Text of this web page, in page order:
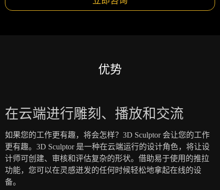
优势
在云端进行雕刻、播放和交流
如果您的工作更有趣，将会怎样？3D Sculptor 会让您的工作
更有趣。3D Sculptor 是一种在云端运行的设计角色，将让设
计师可创建、审核和评估复杂的形状。借助易于使用的推拉
功能，您可以在灵感迸发的任何时候轻松地拿起在线的设
备。